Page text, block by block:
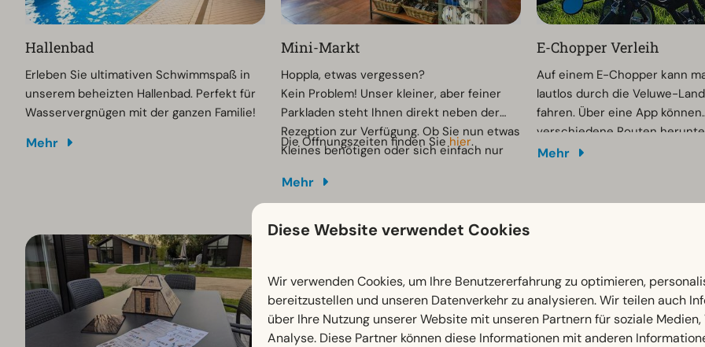
Hallenbad
Erleben Sie ultimativen Schwimmspaß in
unserem beheizten Hallenbad. Perfekt für
Wasservergnügen mit der ganzen Familie!
Mehr
Mini-Markt
Hoppla, etwas vergessen?
Kein Problem! Unser kleiner, aber feiner
Parkladen steht Ihnen direkt neben der
Rezeption zur Verfügung. Ob Sie nun etwas
Kleines benötigen oder sich einfach nur
Kommen Sie schnell vorbei, wir helfen
Ihnen gerne weiter.
Die Öffnungszeiten finden Siehier.
Mehr
E-Chopper Verleih
Auf einem E-Chopper kann
lautlos durch die Veluwe-
fahren. Über eine App können
verschiedene Routen
werden. Einen E-Chopper
Mehr
Diese Website verwendet Cookies
Wir verwenden Cookies, um Ihre Benutzererfahrung zu optimieren,
bereitzustellen und unseren Datenverkehr zu analysieren. Wir teilen auch
über Ihre Nutzung unserer Website mit unseren Partnern für soziale
Analyse. Diese Partner können diese Informationen mit anderen